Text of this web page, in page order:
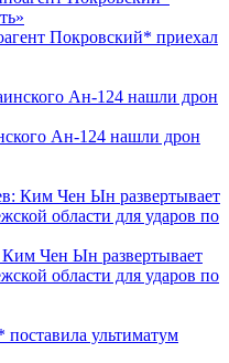
Покровский* приехал
Ан-124 нашли дрон
Чен Ын развертывает
области для ударов по